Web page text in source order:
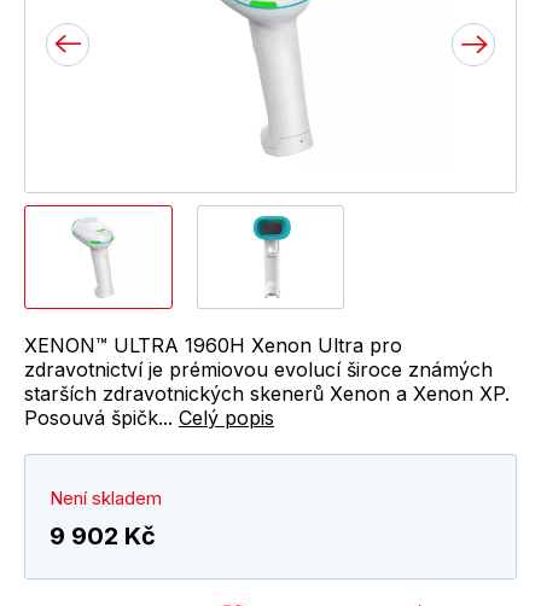
XENON™ ULTRA 1960H Xenon Ultra pro
zdravotnictví je prémiovou evolucí široce známých
starších zdravotnických skenerů Xenon a Xenon XP.
Posouvá špičk... Celý popis
Není skladem
9 902 Kč